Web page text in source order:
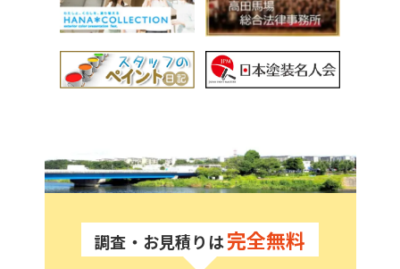
調査・お見積りは完全無料